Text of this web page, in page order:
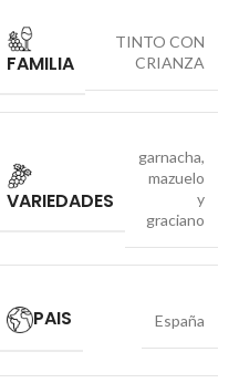
FAMILIA
TINTO CON
CRIANZA
VARIEDADES
garnacha,
mazuelo
y
graciano
PAIS España